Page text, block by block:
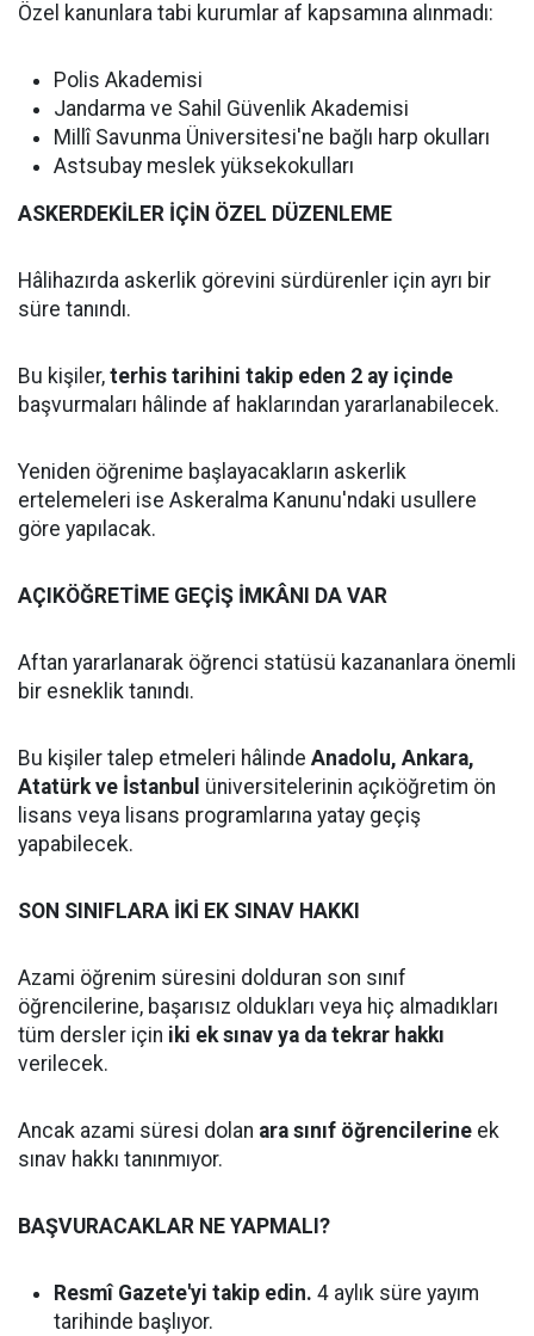
Özel kanunlara tabi kurumlar af kapsamına alınmadı:
Polis Akademisi
Jandarma ve Sahil Güvenlik Akademisi
Millî Savunma Üniversitesi'ne bağlı harp okulları
Astsubay meslek yüksekokulları
ASKERDEKİLER İÇİN ÖZEL DÜZENLEME
Hâlihazırda askerlik görevini sürdürenler için ayrı bir
süre tanındı.
Bu kişiler, terhis tarihini takip eden 2 ay içinde
başvurmaları hâlinde af haklarından yararlanabilecek.
Yeniden öğrenime başlayacakların askerlik
ertelemeleri ise Askeralma Kanunu'ndaki usullere
göre yapılacak.
AÇIKÖĞRETİME GEÇİŞ İMKÂNI DA VAR
Aftan yararlanarak öğrenci statüsü kazananlara önemli
bir esneklik tanındı.
Bu kişiler talep etmeleri hâlinde Anadolu, Ankara,
Atatürk ve İstanbul üniversitelerinin açıköğretim ön
lisans veya lisans programlarına yatay geçiş
yapabilecek.
SON SINIFLARA İKİ EK SINAV HAKKI
Azami öğrenim süresini dolduran son sınıf
öğrencilerine, başarısız oldukları veya hiç almadıkları
tüm dersler için iki ek sınav ya da tekrar hakkı
verilecek.
Ancak azami süresi dolan ara sınıf öğrencilerine ek
sınav hakkı tanınmıyor.
BAŞVURACAKLAR NE YAPMALI?
Resmî Gazete'yi takip edin. 4 aylık süre yayım
tarihinde başlıyor.